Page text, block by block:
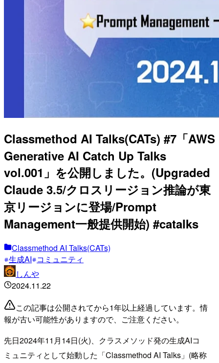
Classmethod AI Talks(CATs) #7「AWS
Generative AI Catch Up Talks
vol.001」を公開しました。(Upgraded
Claude 3.5/クロスリージョン推論が東
京リージョンに登場/Prompt
Management一般提供開始) #catalks
Classmethod AI Talks(CATs)
生成AI コミュニティ
しんや
2024.11.22
この記事は公開されてから1年以上経過しています。情
報が古い可能性がありますので、ご注意ください。
先日2024年11月14日(火)、クラスメソッド発の生成AIコ
ミュニティとして始動した「Classmethod AI Talks」(略称